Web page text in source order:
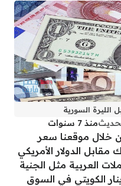
الليرة السورية
منذ 7 سنوات
موقعنا سعر
مقابل الدولار الأمريكي
العربية مثل الجنية
الكويتي في السوق